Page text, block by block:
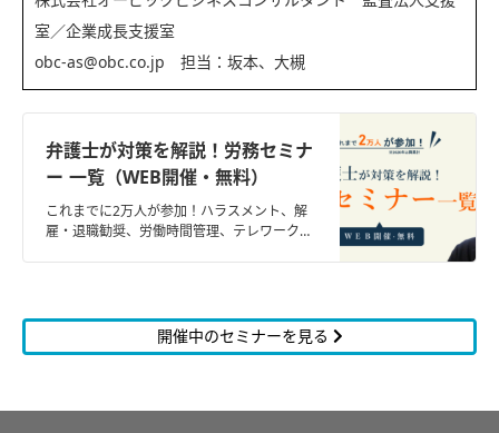
室／企業成長支援室
obc-as@obc.co.jp 担当：坂本、大槻
弁護士が対策を解説！労務セミナ
ー 一覧（WEB開催・無料）
これまでに2万人が参加！ハラスメント、解
雇・退職勧奨、労働時間管理、テレワークな
開催中のセミナーを見る